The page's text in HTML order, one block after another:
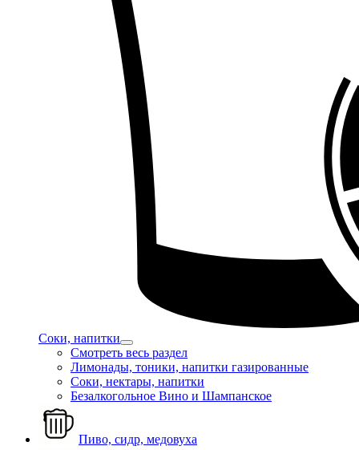
Соки, напитки
Смотреть весь раздел
Лимонады, тоники, напитки газированные
Соки, нектары, напитки
Безалкогольное Вино и Шампанское
Пиво, сидр, медовуха